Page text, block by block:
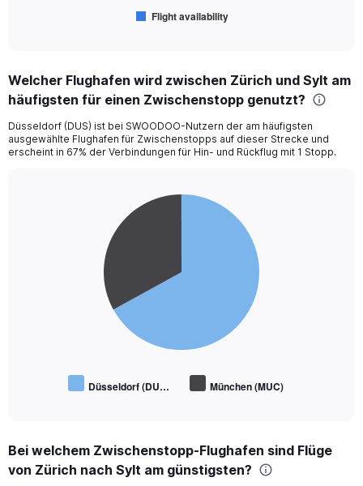
Range:
6
The
chart
Flight availability
Welcher Flughafen wird zwischen Zürich und Sylt am
häufigsten für einen Zwischenstopp genutzt?
Düsseldorf (DUS) ist bei SWOODOO-Nutzern der am häufigsten
ausgewählte Flughafen für Zwischenstopps auf dieser Strecke und
erscheint in 67% der Verbindungen für Hin- und Rückflug mit 1 Stopp.
Düsseldorf (DU… München (MUC)
Bei welchem Zwischenstopp-Flughafen sind Flüge
von Zürich nach Sylt am günstigsten?